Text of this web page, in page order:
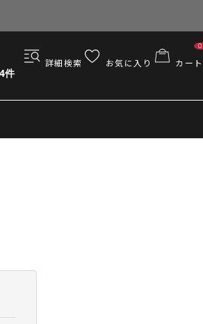
件
詳細検索 お気に入り カート
0